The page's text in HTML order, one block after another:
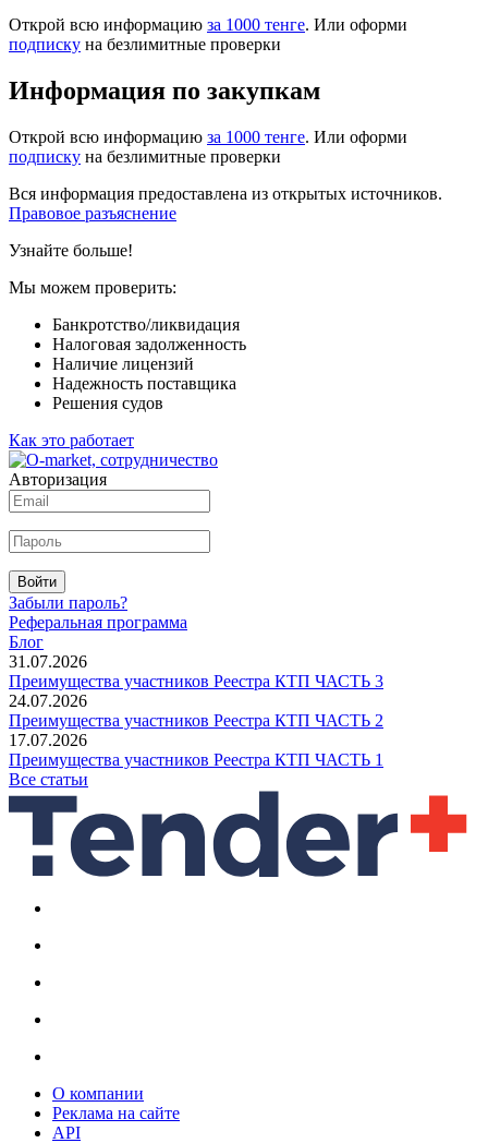
Открой всю информацию за 1000 тенге. Или оформи
подписку на безлимитные проверки
Информация по закупкам
Открой всю информацию за 1000 тенге. Или оформи
подписку на безлимитные проверки
Вся информация предоставлена из открытых источников.
Правовое разъяснение
Узнайте больше!
Мы можем проверить:
Банкротство/ликвидация
Налоговая задолженность
Наличие лицензий
Надежность поставщика
Решения судов
Как это работает
Авторизация
Войти
Забыли пароль?
Реферальная программа
Блог
31.07.2026
Преимущества участников Реестра КТП ЧАСТЬ 3
24.07.2026
Преимущества участников Реестра КТП ЧАСТЬ 2
17.07.2026
Преимущества участников Реестра КТП ЧАСТЬ 1
Все статьи
О компании
Реклама на сайте
API